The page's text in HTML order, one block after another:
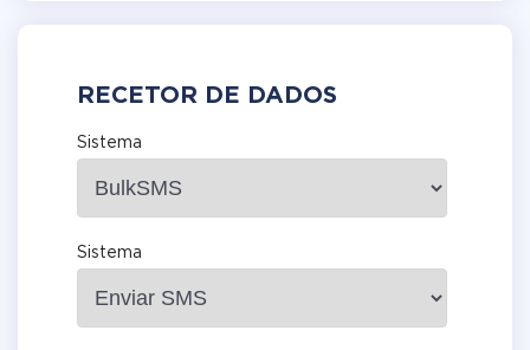
RECETOR DE DADOS
Sistema
Sistema